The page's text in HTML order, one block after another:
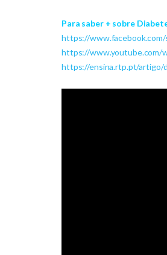
Para saber + sobre
https://
https://www.youtube.com/
https://ensina.rtp.pt/artigo/